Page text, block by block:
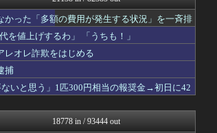
ほんわかMkⅡ
ぴこ速(〃'∇'〃)？
ああ言えばForYou
乃木通 乃木坂46櫻坂46...
パチンコ・パチスロ.com
VTuberNews
アイドル・女子アナ★吟じま...
常識的に考えた
かった「多額の費用が発生する状況」を一斉排
を値上げするわ」 「うちも！」
レオレ詐欺をはじめる
捕
いと思う」1匹300円相当の報奨金→初日に42
18778 in / 93444 out